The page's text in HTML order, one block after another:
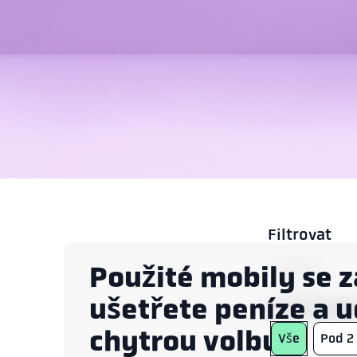
Použité mobily se
ušetřete peníze a
chytrou volbu
Filtrovat
Filtrovat
Cenová
Vše
Pod